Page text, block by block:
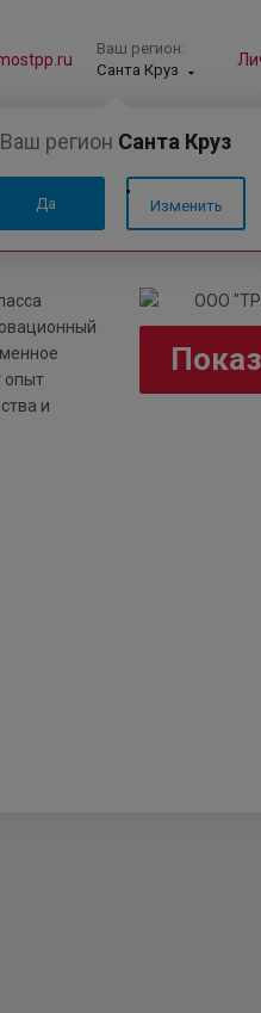
Ваш регион:
Санта Круз
Ваш регион Санта Круз
Да Изменить
опыт
и